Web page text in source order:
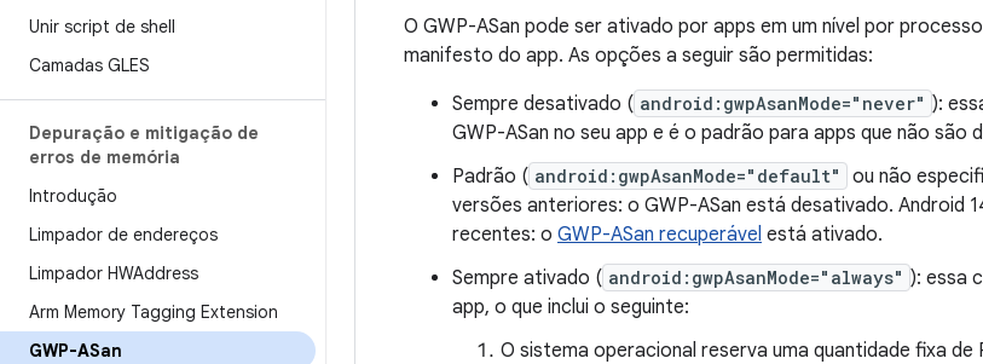
Unir script de shell
Camadas GLES
Depuração e mitigação de
erros de memória
Introdução
Limpador de endereços
Limpador HWAddress
Arm Memory Tagging Extension
GWP-ASan
O GWP-ASan pode ser ativado por apps em um nível por
manifesto do app. As opções a seguir são permitidas:
Sempre desativado ( android:gwpAsanMode="never" ):
GWP-ASan no seu app e é o padrão para apps que não são
Padrão ( android:gwpAsanMode="default"
ou não
versões anteriores: o GWP-ASan está desativado. Android
recentes: o GWP-ASan recuperável está ativado.
Sempre ativado ( android:gwpAsanMode="always" ): essa
app, o que inclui o seguinte:
O sistema operacional reserva uma quantidade fixa de